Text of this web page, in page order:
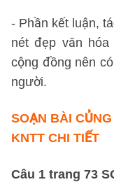
- Phần kết luận,
nét đẹp văn
cộng đồng nên
người.
SOẠN BÀI
KNTT CHI TIẾT
Câu 1 trang 73